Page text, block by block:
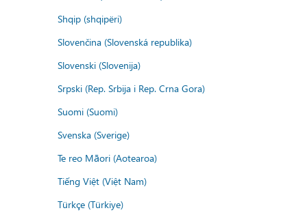
Shqip (shqipëri)
Slovenčina (Slovenská republika)
Slovenski (Slovenija)
Srpski (Rep. Srbija i Rep. Crna Gora)
Suomi (Suomi)
Svenska (Sverige)
Te reo Māori (Aotearoa)
Tiếng Việt (Việt Nam)
Türkçe (Türkiye)